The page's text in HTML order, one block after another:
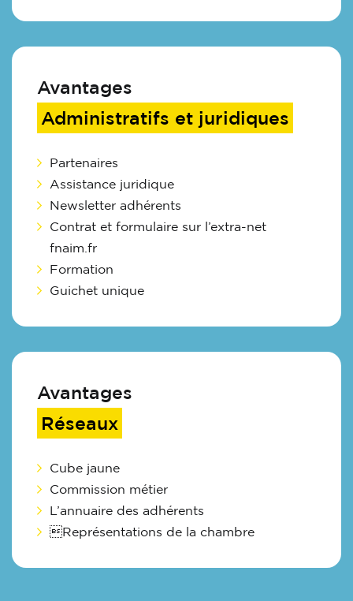
Avantages
Administratifs et juridiques
Partenaires
Assistance juridique
Newsletter adhérents
Contrat et formulaire sur l’extra-net
fnaim.fr
Formation
Guichet unique
Avantages
Réseaux
Cube jaune
Commission métier
L’annuaire des adhérents
Représentations de la chambre